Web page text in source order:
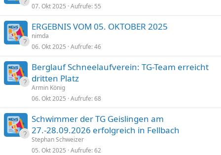
07. Okt 2025 Aufrufe 55
ERGEBNIS VOM 05. OKTOBER 2025
nimda
06. Okt 2025 Aufrufe 46
Berglauf Schneelaufverein: TG-Team erreicht
dritten Platz
Armin König
06. Okt 2025 Aufrufe 68
Schwimmer der TG Geislingen am
27.-28.09.2026 erfolgreich in Fellbach
Stephan Schweizer
05. Okt 2025 Aufrufe 62